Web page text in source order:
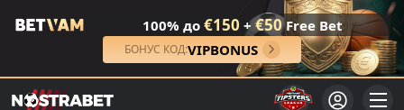
100% до €150 + €50Free Bet
БОНУС КОД:VIPBONUS